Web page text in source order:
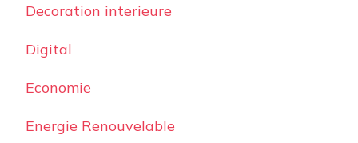
Decoration interieure
Digital
Economie
Energie Renouvelable